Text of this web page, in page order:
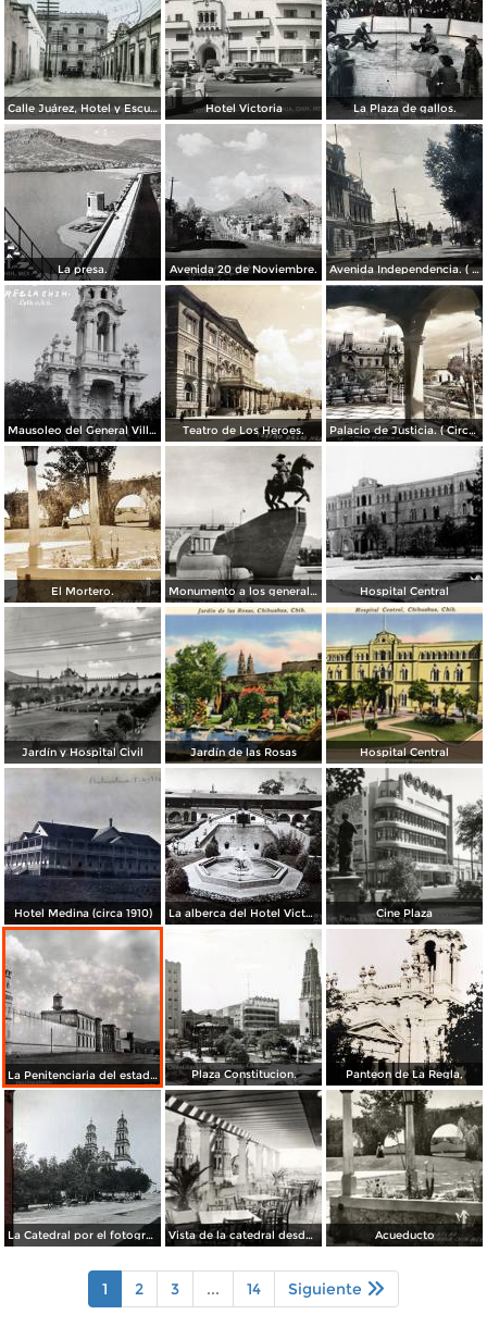
Calle Juárez, Hotel y Escuela Oficial No. 136 Hotel Victoria La Plaza de gallos.
La presa. Avenida 20 de Noviembre. Avenida Independencia. ( Circulada el 12 de Abril de 1929 ).
Mausoleo del General Villa en el panteon de La Regla ( Circulada el 11 de Junio de 1921 ). Teatro de Los Heroes. Palacio de Justicia. ( Circulada el 1 deDiciembre de 1946 ).
El Mortero. Monumento a los generales de la División del Norte Hospital Central
Jardín y Hospital Civil Jardín de las Rosas Hospital Central
Hotel Medina (circa 1910) La alberca del Hotel Victoria. Cine Plaza
La Penitenciaria del estado. Plaza Constitucion. Panteon de La Regla,
La Catedral por el fotografo William H. Rau.. Vista de la catedral desde el Hotel Palacio Hilton Acueducto
1 2 3 ... 14 Siguiente